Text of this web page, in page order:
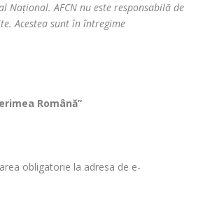
AFCN nu este responsabilă de
Acestea sunt în întregime
Română”
obligatorie la adresa de e-